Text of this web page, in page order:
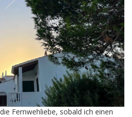
Fernwehliebe, sobald ich einen